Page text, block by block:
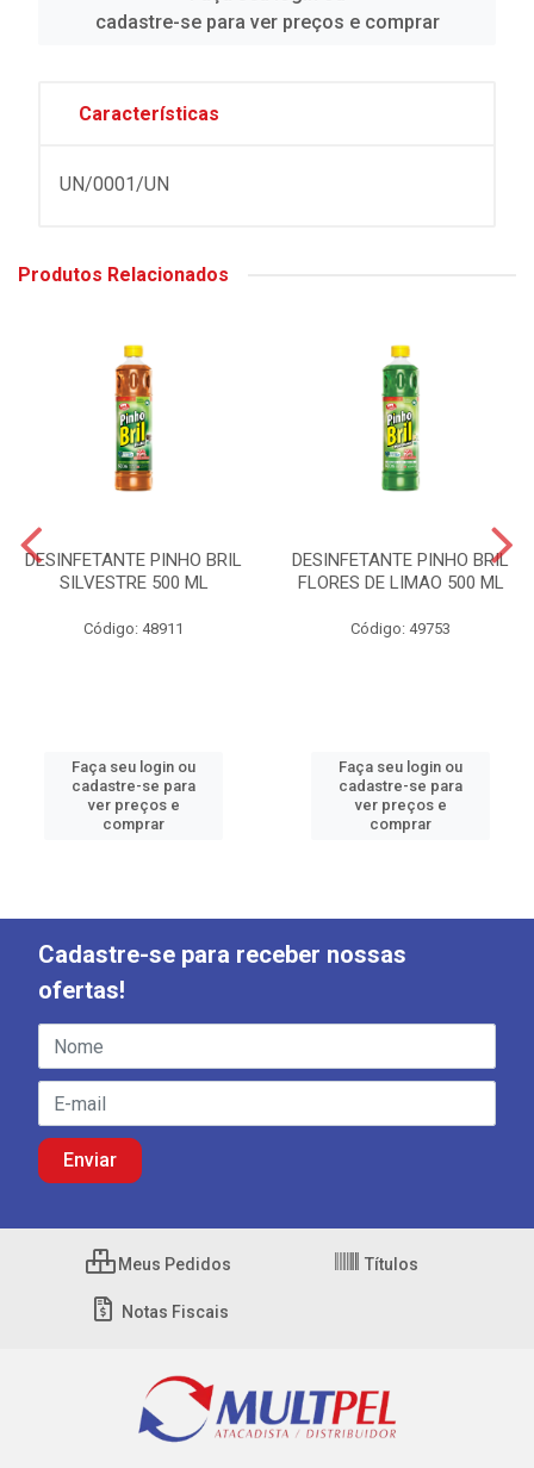
cadastre-se para ver preços e comprar
Características
UN/0001/UN
Produtos Relacionados
DESINFETANTE PINHO BRIL
SILVESTRE 500 ML
Código: 48911
Faça seu login ou
cadastre-se para
ver preços e
comprar
DESINFETANTE PINHO BRIL
FLORES DE LIMAO 500 ML
Código: 49753
Faça seu login ou
cadastre-se para
ver preços e
comprar
Cadastre-se para receber nossas
ofertas!
Meus Pedidos Títulos
Notas Fiscais